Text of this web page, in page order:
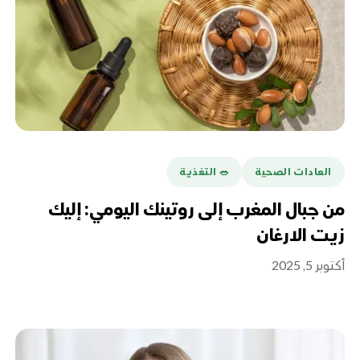
العادات الصحية 🥗 التغذية
من جبال المغرب إلى روتينك اليومي: إليك
زيت الارغان
أكتوبر 5, 2025